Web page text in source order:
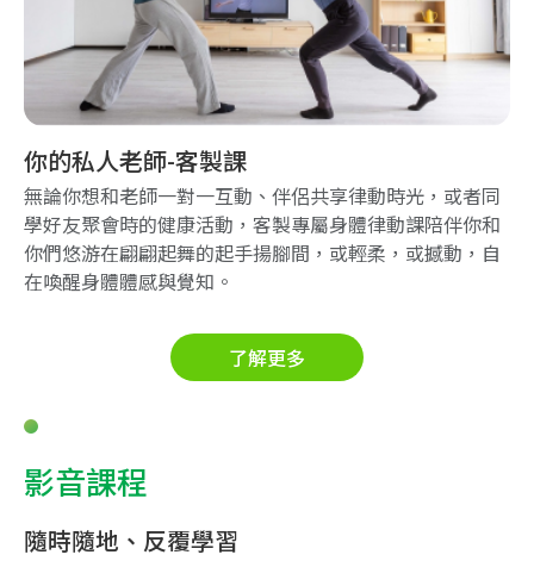
你的私人老師-客製課
無論你想和老師一對一互動、伴侶共享律動時光，或者同
學好友聚會時的健康活動，客製專屬身體律動課陪伴你和
你們悠游在翩翩起舞的起手揚腳間，或輕柔，或撼動，自
在喚醒身體體感與覺知。
了解更多
影音課程
隨時隨地、反覆學習